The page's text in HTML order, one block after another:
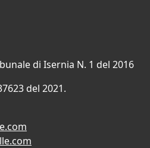
di Isernia N. 1 del 2016
del 2021.